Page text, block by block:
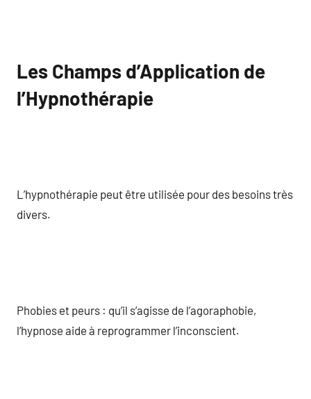
Les Champs d’Application de
l’Hypnothérapie
L’hypnothérapie peut être utilisée pour des besoins très
divers.
Phobies et peurs : qu’il s’agisse de l’agoraphobie,
l’hypnose aide à reprogrammer l’inconscient.